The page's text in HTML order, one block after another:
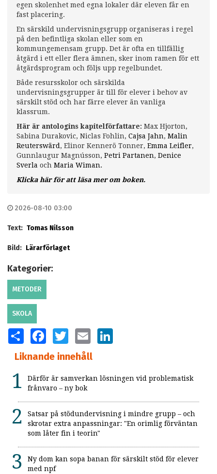
egen skolenhet med egna lokaler där eleven får en
fast placering.
En särskild undervisningsgrupp organiseras i regel
på den befintliga skolan eller som en
kommungemensam grupp. Det är ofta en tillfällig
åtgärd i ett eller flera ämnen, sker inom ramen för ett
åtgärdsprogram och följs upp regelbundet.
Både resursskolor och särskilda
undervisningsgrupper är till för elever i behov av
särskilt stöd och har färre elever än vanliga
klassrum.
Här är antologins kapitelförfattare: Max Hjorton,
Sabina Durakovic, Niclas Fohlin, Cajsa Jahn, Malin
Reuterswärd, Elinor Kennerö Tonner, Emma Leifler,
Gunnlaugur Magnússon, Petri Partanen, Denice
Sverla och Maria Wiman.
Klicka här för att läsa mer om boken.
2026-08-10 03:00
Text: Tomas Nilsson
Bild: Lärarförlaget
Kategorier:
METODER
SKOLA
SHARE FACEBOOKTWITTER EMAIL
Liknande innehåll
Därför är samverkan lösningen vid problematisk
frånvaro – ny bok
Satsar på stödundervisning i mindre grupp – och
skrotar extra anpassningar: "En orimlig förväntan
som låter fin i teorin"
Ny dom kan sopa banan för särskilt stöd för elever
med npf